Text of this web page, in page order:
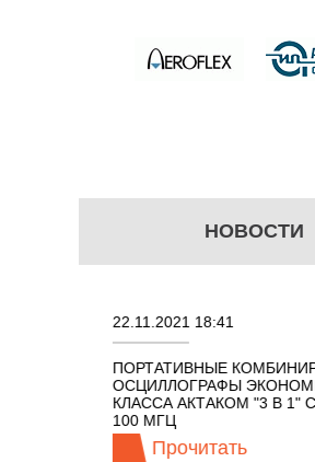
НОВОСТИ
22.11.2021 18:41
ПОРТАТИВНЫЕ
ОСЦИЛЛОГРАФЫ
КЛАССА АКТАКОМ "3 В 1"
100 МГЦ
Прочитать